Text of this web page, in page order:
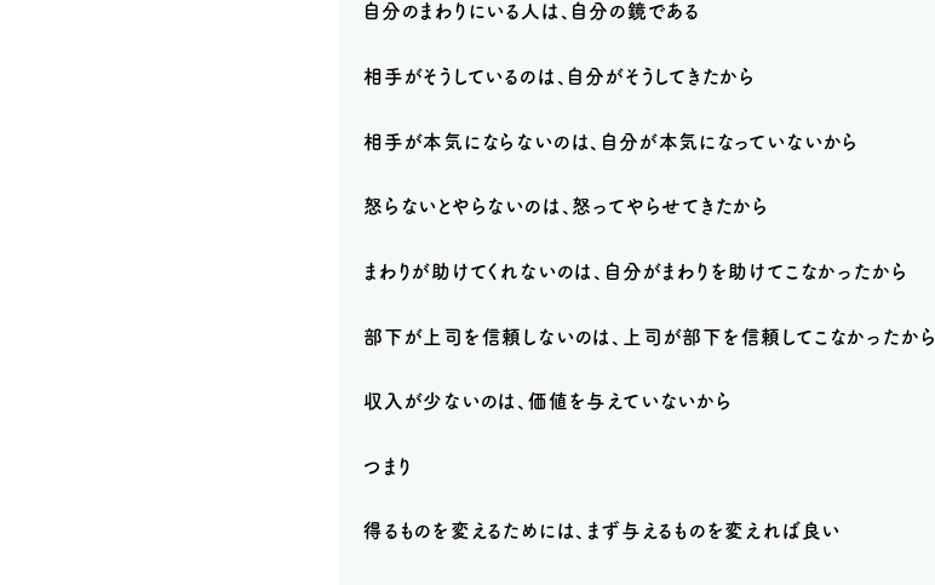
自分のまわりにいる人は、自分の鏡である
相手がそうしているのは、自分がそうしてきたから
相手が本気にならないのは、自分が本気になっていないから
怒らないとやらないのは、怒ってやらせてきたから
まわりが助けてくれないのは、自分がまわりを助けてこなかったから
部下が上司を信頼しないのは、上司が部下を信頼してこなかったから
収入が少ないのは、価値を与えていないから
つまり
得るものを変えるためには、まず与えるものを変えれば良い